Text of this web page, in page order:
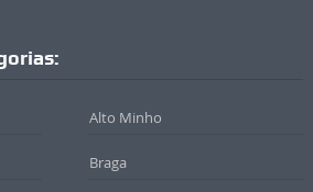
Alto Minho
Braga